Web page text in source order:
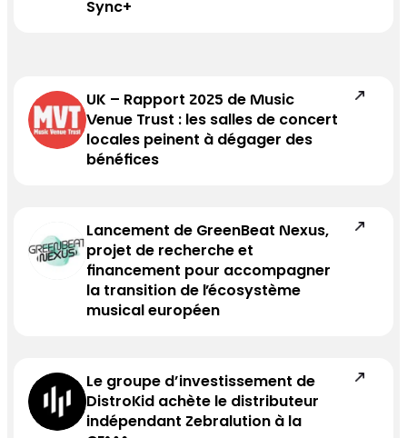
Sync+
UK – Rapport 2025 de Music
Venue Trust : les salles de concert
locales peinent à dégager des
bénéfices
Lancement de GreenBeat Nexus,
projet de recherche et
financement pour accompagner
la transition de l’écosystème
musical européen
Le groupe d’investissement de
DistroKid achète le distributeur
indépendant Zebralution à la